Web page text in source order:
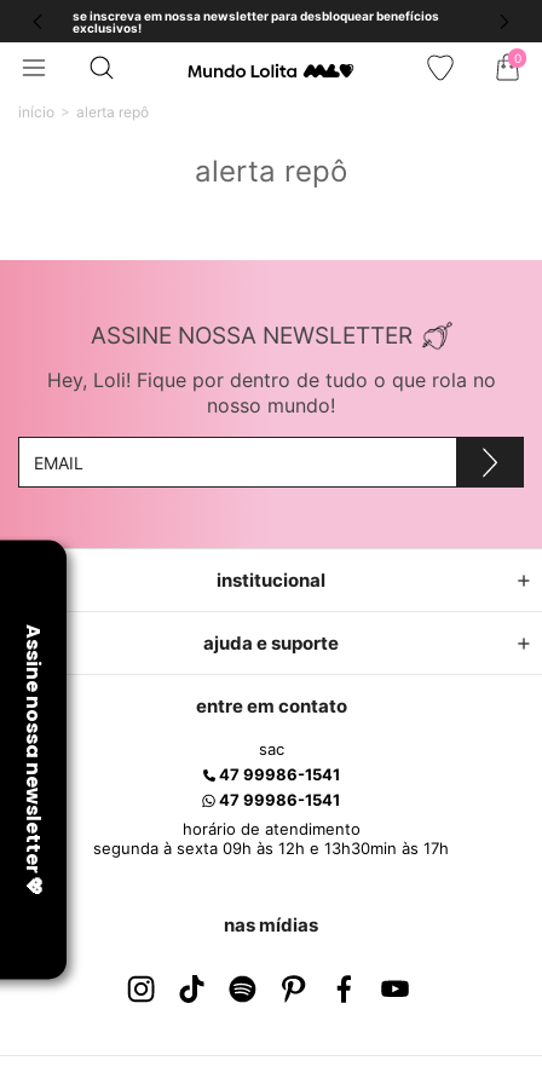
se inscreva em nossa newsletter para desbloquear benefícios
exclusivos!
0
início alerta repô
alerta repô
ASSINE NOSSA NEWSLETTER
Hey, Loli! Fique por dentro de tudo o que rola no
nosso mundo!
institucional
ajuda e suporte
entre em contato
sac
47 99986-1541
47 99986-1541
horário de atendimento
segunda à sexta 09h às 12h e 13h30min às 17h
nas mídias